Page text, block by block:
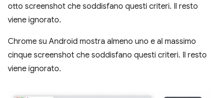
otto screenshot che soddisfano questi criteri. Il resto
viene ignorato.
Chrome su Android mostra almeno uno e al massimo
cinque screenshot che soddisfano questi criteri. Il resto
viene ignorato.